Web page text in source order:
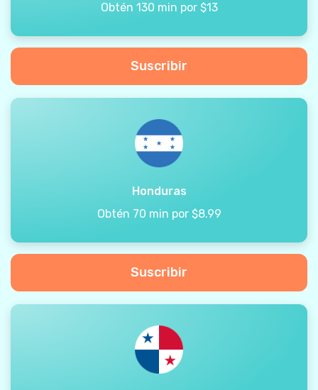
Obtén 130 min por $13
Suscribir
Honduras
Obtén 70 min por $8.99
Suscribir